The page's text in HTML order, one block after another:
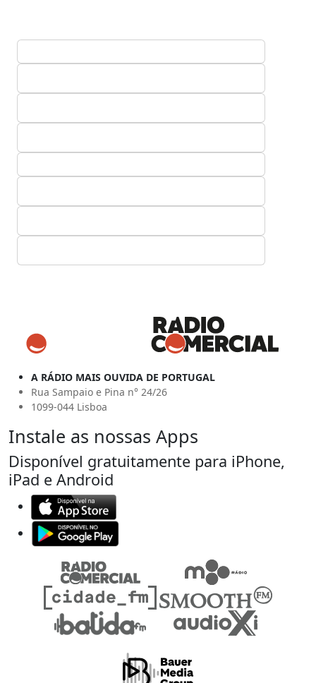
A RÁDIO MAIS OUVIDA DE PORTUGAL
Rua Sampaio e Pina n° 24/26
1099-044 Lisboa
Instale as nossas Apps
Disponível gratuitamente para iPhone,
iPad e Android